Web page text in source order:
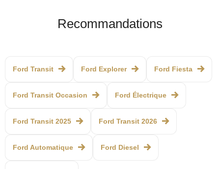
Recommandations
Ford Transit Ford Explorer Ford Fiesta
Ford Transit Occasion Ford Électrique
Ford Transit 2025 Ford Transit 2026
Ford Automatique Ford Diesel